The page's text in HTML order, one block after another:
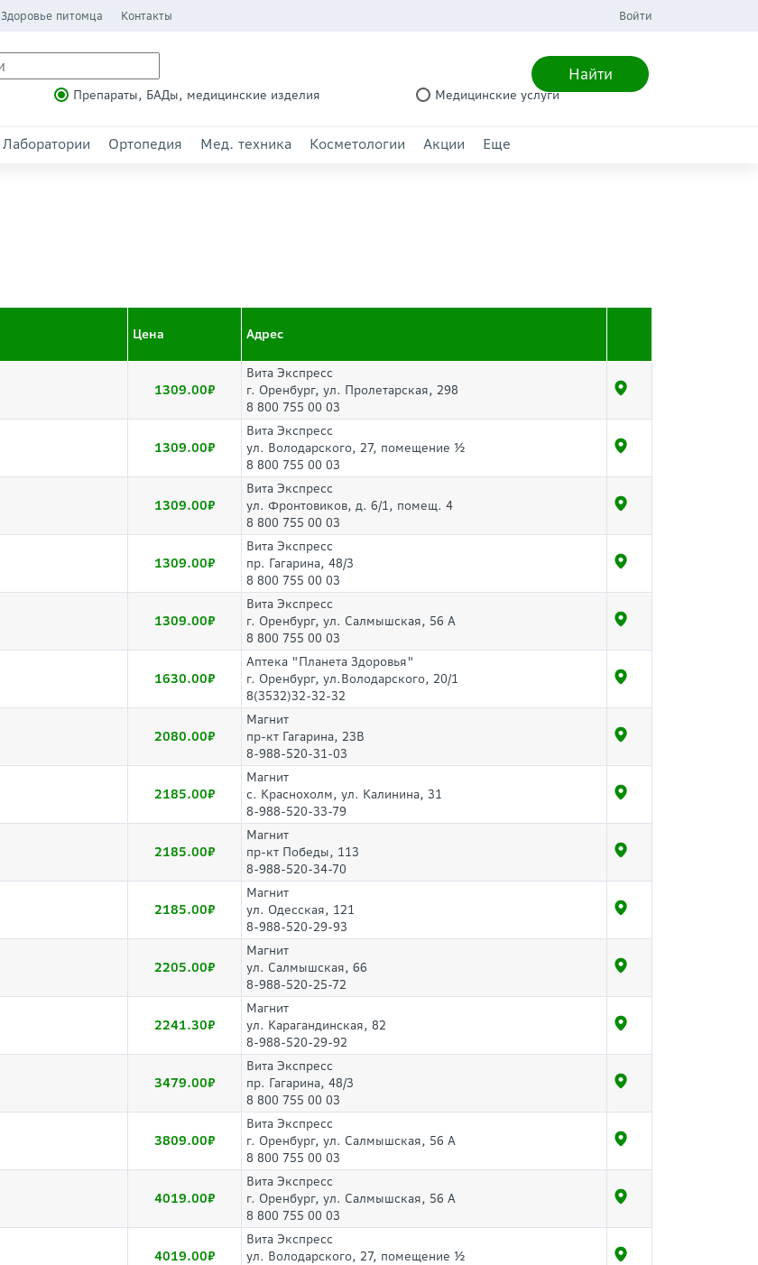
Здоровье питомца Контакты Войти
Найти
Препараты, БАДы, медицинские изделия Медицинские услуги
Лаборатории Ортопедия Мед. техника Косметологии Акции Еще
Цена Адрес
1309.00
Вита Экспресс
г. Оренбург, ул. Пролетарская, 298
8 800 755 00 03
1309.00
Вита Экспресс
ул. Володарского, 27, помещение ½
8 800 755 00 03
1309.00
Вита Экспресс
ул. Фронтовиков, д. 6/1, помещ. 4
8 800 755 00 03
1309.00
Вита Экспресс
пр. Гагарина, 48/3
8 800 755 00 03
1309.00
Вита Экспресс
г. Оренбург, ул. Салмышская, 56 А
8 800 755 00 03
1630.00
Аптека "Планета Здоровья"
г. Оренбург, ул.Володарского, 20/1
8(3532)32-32-32
2080.00
Магнит
пр-кт Гагарина, 23В
8-988-520-31-03
2185.00
Магнит
с. Краснохолм, ул. Калинина, 31
8-988-520-33-79
2185.00
Магнит
пр-кт Победы, 113
8-988-520-34-70
2185.00
Магнит
ул. Одесская, 121
8-988-520-29-93
2205.00
Магнит
ул. Салмышская, 66
8-988-520-25-72
2241.30
Магнит
ул. Карагандинская, 82
8-988-520-29-92
3479.00
Вита Экспресс
пр. Гагарина, 48/3
8 800 755 00 03
3809.00
Вита Экспресс
г. Оренбург, ул. Салмышская, 56 А
8 800 755 00 03
4019.00
Вита Экспресс
г. Оренбург, ул. Салмышская, 56 А
8 800 755 00 03
4019.00
Вита Экспресс
ул. Володарского, 27, помещение ½